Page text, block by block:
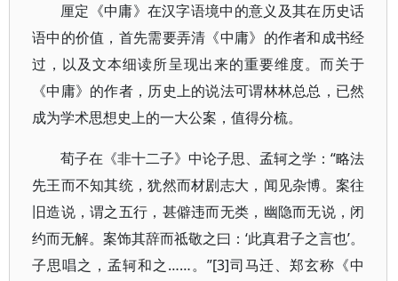
厘定《中庸》在汉字语境中的意义及其在历史话
语中的价值，首先需要弄清《中庸》的作者和成书经
过，以及文本细读所呈现出来的重要维度。而关于
《中庸》的作者，历史上的说法可谓林林总总，已然
成为学术思想史上的一大公案，值得分梳。
荀子在《非十二子》中论子思、孟轲之学：“略法
先王而不知其统，犹然而材剧志大，闻见杂博。案往
旧造说，谓之五行，甚僻违而无类，幽隐而无说，闭
约而无解。案饰其辞而祗敬之曰：‘此真君子之言也’。
子思唱之，孟轲和之……。”[3]司马迁、郑玄称《中